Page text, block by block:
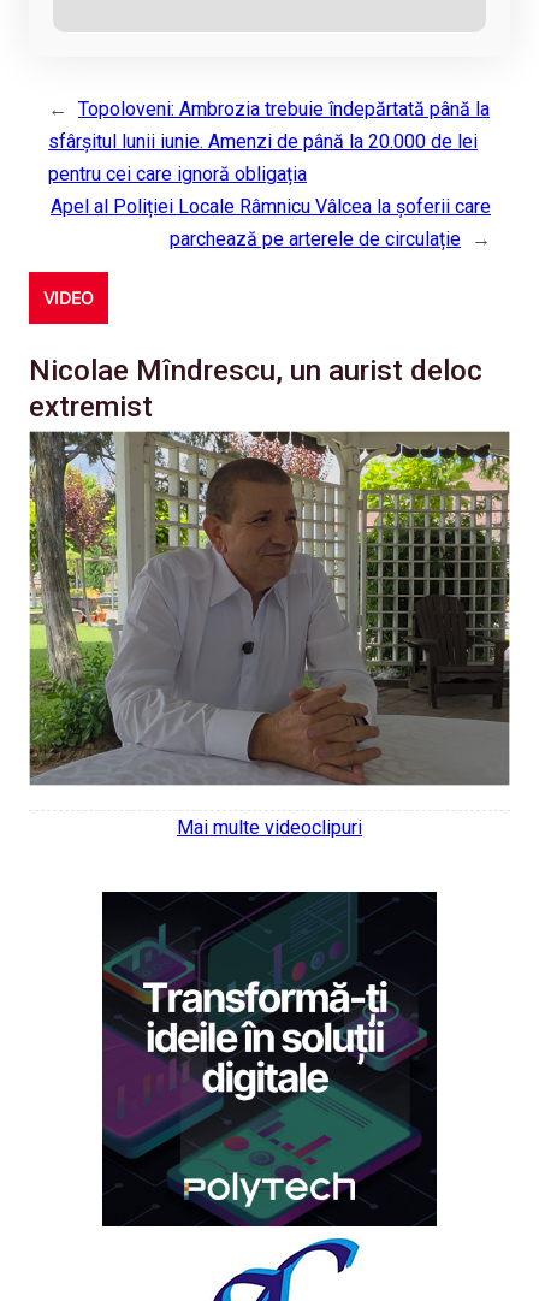
←
Topoloveni: Ambrozia trebuie îndepărtată până la
sfârșitul lunii iunie. Amenzi de până la 20.000 de lei
pentru cei care ignoră obligația
Apel al Poliției Locale Râmnicu Vâlcea la șoferii care
parchează pe arterele de circulație
→
VIDEO
Nicolae Mîndrescu, un aurist deloc
extremist
Mai multe videoclipuri